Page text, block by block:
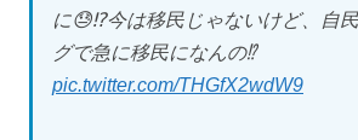
に😓⁉️今は移民じゃないけど、自
グで急に移民になんの⁉️
pic.twitter.com/THGfX2wdW9